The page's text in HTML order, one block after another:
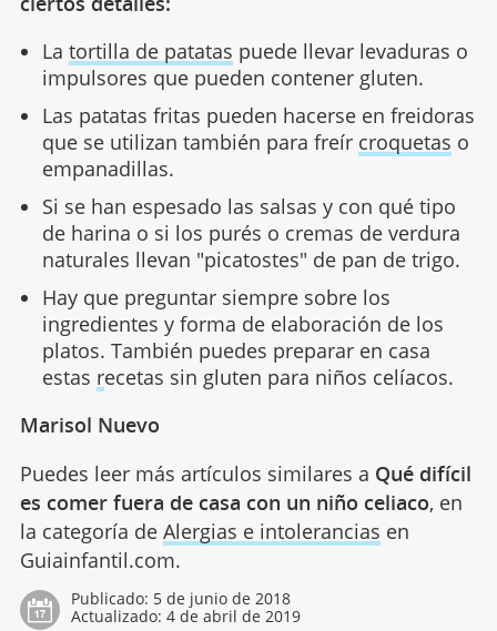
La tortilla de patatas puede llevar levaduras o
impulsores que pueden contener gluten.
Las patatas fritas pueden hacerse en freidoras
que se utilizan también para freír croquetas o
empanadillas.
Si se han espesado las salsas y con qué tipo
de harina o si los purés o cremas de verdura
naturales llevan "picatostes" de pan de trigo.
Hay que preguntar siempre sobre los
ingredientes y forma de elaboración de los
platos. También puedes preparar en casa
estas recetas sin gluten para niños celíacos.
Marisol Nuevo
Puedes leer más artículos similares a Qué difícil
es comer fuera de casa con un niño celiaco, en
la categoría de Alergias e intolerancias en
Guiainfantil.com.
Publicado: 5 de junio de 2018
Actualizado: 4 de abril de 2019